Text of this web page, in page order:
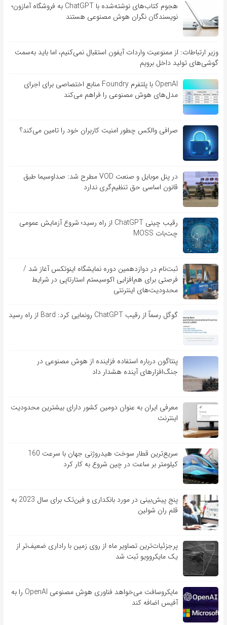
هجوم کتاب‌های نوشته‌شده با ChatGPT به فروشگاه آمازون؛
نویسندگان نگران هوش مصنوعی هستند
وزیر ارتباطات: از ممنوعیت واردات آیفون استقبال نمی‌کنیم، اما باید به‌سمت
گوشی‌های تولید داخل برویم
OpenAI با پلتفرم Foundry منابع اختصاصی برای اجرای
مدل‌های هوش مصنوعی را فراهم می‌کند
صرافی والکس چطور امنیت کاربران خود را تامین می‌کند؟
در پنل موبایل و صنعت VOD مطرح شد: صداوسیما طبق
قانون اساسی حق تنظیم‌گری ندارد
رقیب چینی ChatGPT از راه رسید؛ شروع آزمایش عمومی
چت‌بات MOSS
ثبت‌نام در دوازدهمین دوره نمایشگاه اینوتکس آغاز شد /
فرصتی برای هم‌افزایی اکوسیستم استارتاپی در شرایط
محدودیت‌های اینترنتی
گوگل رسماً از رقیب ChatGPT رونمایی کرد: Bard از راه رسید
پنتاگون درباره استفاده فزاینده از هوش مصنوعی در
جنگ‌افزارهای آینده هشدار داد
معرفی ایران به عنوان دومین کشور دارای بیشترین محدودیت
اینترنت
سریع‌ترین قطار سوخت هیدروژنی جهان با سرعت 160
کیلومتر بر ساعت در چین شروع به کار کرد
پنج پیش‌بینی در مورد بانکداری و فین‌تک برای سال 2023 به
قلم ران شولین
پرجزئیات‌ترین تصاویر ماه از روی زمین با راداری ضعیف‌تر از
یک مایکروویو ثبت شد
مایکروسافت می‌خواهد فناوری هوش مصنوعی OpenAI را به
آفیس اضافه کند